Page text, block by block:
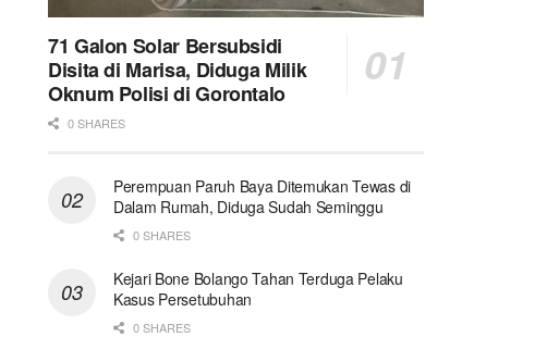
71 Galon Solar Bersubsidi
Disita di Marisa, Diduga Milik
Oknum Polisi di Gorontalo
0 SHARES
Perempuan Paruh Baya Ditemukan Tewas di
Dalam Rumah, Diduga Sudah Seminggu
0 SHARES
Kejari Bone Bolango Tahan Terduga Pelaku
Kasus Persetubuhan
0 SHARES